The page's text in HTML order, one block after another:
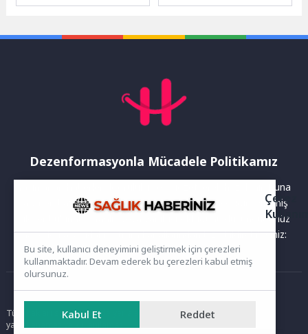
Tugay, “İzmir...
Dezenformasyonla Mücadele Politikamız
Yayınlanan haberler doğruluk ilkesi gözetilerek hazırlanır. Buna
rağmen bazı içeriklerde eksik, hatalı veya güncelliğini yitirmiş
bilgiler bulunabilir.Yanlış veya yanıltıcı olduğunu düşündüğünüz
haberleri aşağıdaki iletişim kanallarından bize bildirebilirsiniz:
Ana Sayfa
Tüm hakları saklıdır. Sitede yer alan içerikler izinsiz kopyalanamaz,
yayımlanamaz ve kullanılamaz.
Çerez
Bu site, kullanıcı deneyimini geliştirmek için çerezleri
kullanmaktadır. Devam ederek bu çerezleri kabul etmiş
olursunuz.
Kabul Et Reddet